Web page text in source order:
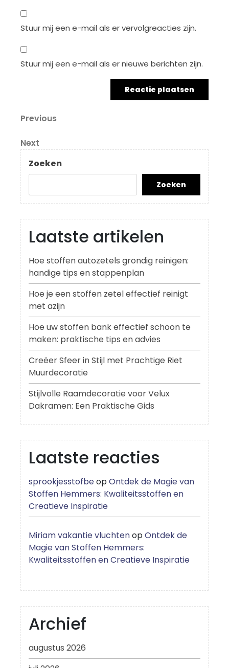
Stuur mij een e-mail als er vervolgreacties zijn.
Stuur mij een e-mail als er nieuwe berichten zijn.
Berichtnavigatie
Previous
Previous
Next
Post
Next
Zoeken
Zoeken
Laatste artikelen
Hoe stoffen autozetels grondig reinigen:
handige tips en stappenplan
Hoe je een stoffen zetel effectief reinigt
met azijn
Hoe uw stoffen bank effectief schoon te
maken: praktische tips en advies
Creëer Sfeer in Stijl met Prachtige Riet
Muurdecoratie
Stijlvolle Raamdecoratie voor Velux
Dakramen: Een Praktische Gids
Laatste reacties
sprookjesstofbeopOntdek de Magie van
Stoffen Hemmers: Kwaliteitsstoffen en
Creatieve Inspiratie
Miriam vakantie vluchtenopOntdek de
Magie van Stoffen Hemmers:
Kwaliteitsstoffen en Creatieve Inspiratie
Archief
augustus 2026